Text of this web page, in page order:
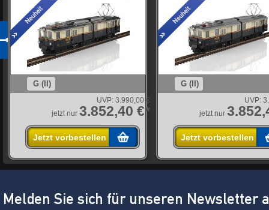
G (II)
UVP: 3.990,00 €
jetzt nur 3.852,40 €*
Jetzt vorbestellen
G (II)
UVP:
jetzt nur
Jetzt vorbestellen
Melden Sie sich für unseren Newsletter